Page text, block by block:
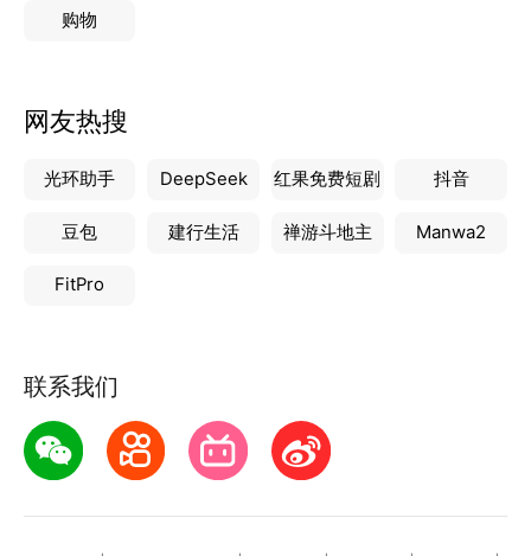
购物
网友热搜
光环助手 DeepSeek 红果免费短剧 抖音
豆包 建行生活 禅游斗地主 Manwa2
FitPro
联系我们